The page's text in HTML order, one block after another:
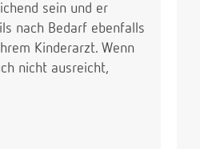
sein und er
nach Bedarf ebenfalls
Kinderarzt. Wenn
nicht ausreicht,